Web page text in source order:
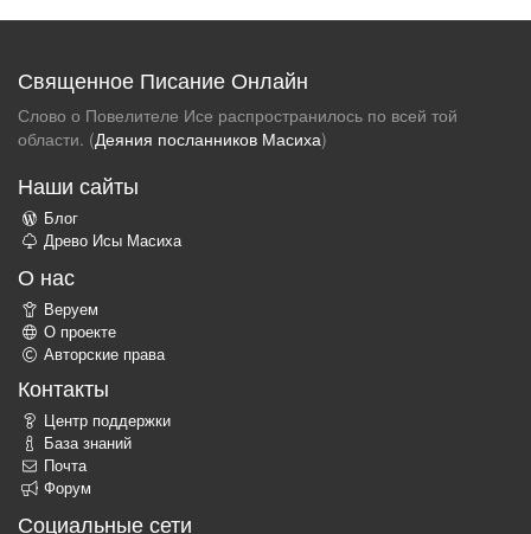
Священное Писание Онлайн
Слово о Повелителе Исе распространилось по всей той
области. (Деяния посланников Масиха)
Наши сайты
Блог
Древо Исы Масиха
О нас
Веруем
О проекте
Авторские права
Контакты
Центр поддержки
База знаний
Почта
Форум
Социальные сети